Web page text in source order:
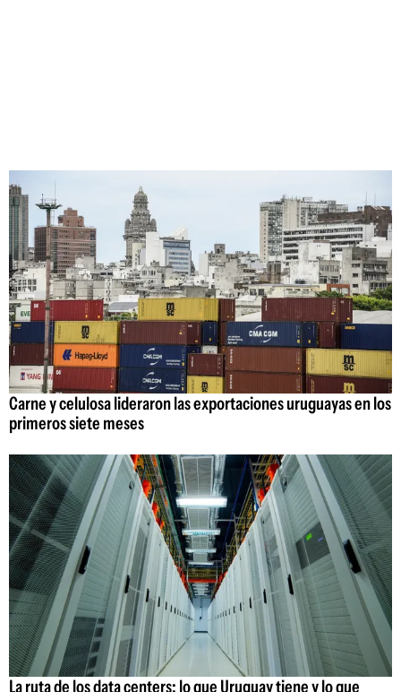
Carne y celulosa lideraron las exportaciones uruguayas en los
primeros siete meses
La ruta de los data centers: lo que Uruguay tiene y lo que